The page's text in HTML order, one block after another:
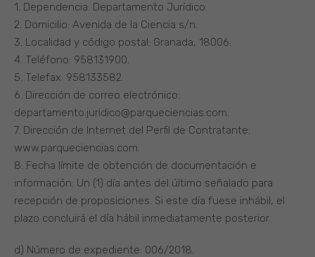
1. Dependencia: Departamento Jurídico.
2. Domicilio: Avenida de la Ciencia s/n.
3. Localidad y código postal: Granada, 18006.
4. Teléfono: 958131900.
5. Telefax: 958133582.
6. Dirección de correo electrónico:
departamento.juridico@parqueciencias.com.
7. Dirección de Internet del Perfil de Contratante:
www.parqueciencias.com.
8. Fecha límite de obtención de documentación e
información: Un (1) día antes del último señalado para
recepción de proposiciones. Si este día fuese inhábil, el
plazo concluirá el día hábil inmediatamente posterior.
d) Número de expediente: 006/2018.